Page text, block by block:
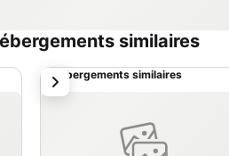
similaires
Hébergements similaires
suivant